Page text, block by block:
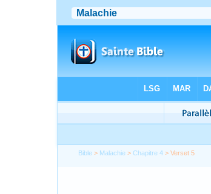
Bible > Malachie >Chapitre 4 > Verset 5